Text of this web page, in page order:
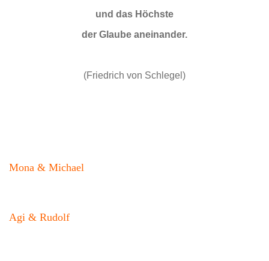
und das Höchste
der Glaube aneinander.
(Friedrich von Schlegel)
Mona & Michael
Agi & Rudolf